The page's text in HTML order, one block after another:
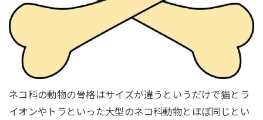
ネコ科の動物の骨格はサイズが違うというだけで猫とラ
イオンやトラといった大型のネコ科動物とほぼ同じとい